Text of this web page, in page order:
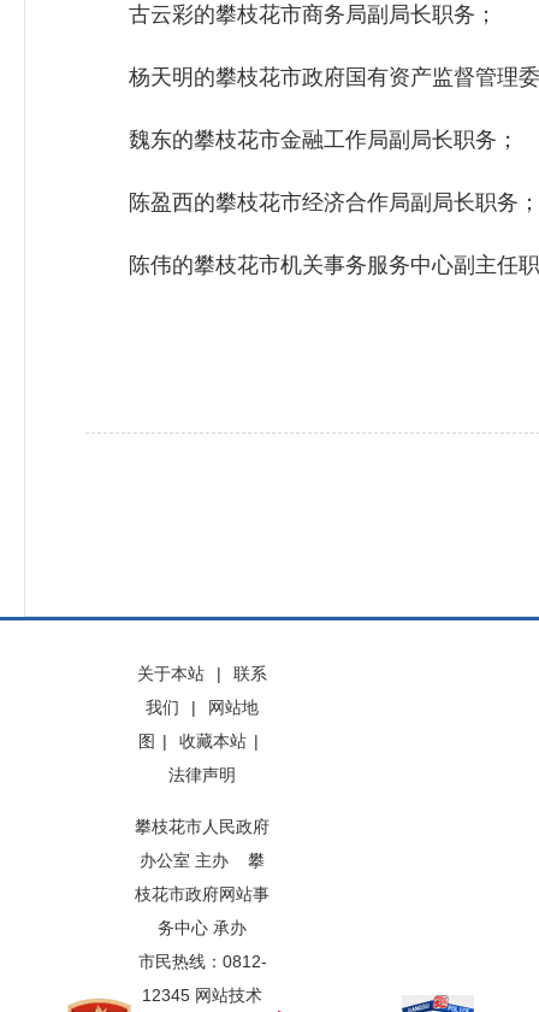
古云彩的攀枝花市商务局副局长职务；
杨天明的攀枝花市政府国有资产监督管理委
魏东的攀枝花市金融工作局副局长职务；
陈盈西的攀枝花市经济合作局副局长职务；
陈伟的攀枝花市机关事务服务中心副主任
关于本站 |
联系
我们
|
网站地
图 | 收藏本站 |
法律声明
攀枝花市人民政府
办公室 主办 攀
枝花市政府网站事
务中心 承办
市民热线：0812-
12345 网站技术